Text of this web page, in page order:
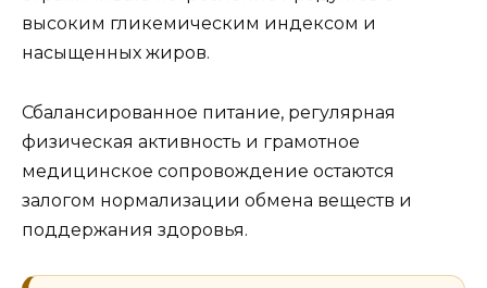
высоким гликемическим индексом и
насыщенных жиров.
Сбалансированное питание, регулярная
физическая активность и грамотное
медицинское сопровождение остаются
залогом нормализации обмена веществ и
поддержания здоровья.